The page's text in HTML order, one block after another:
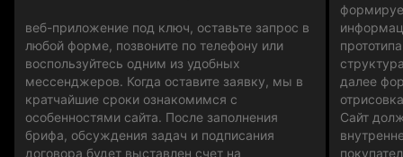
веб-приложение под ключ, оставьте запрос в
любой форме, позвоните по телефону или
воспользуйтесь одним из удобных
мессенджеров. Когда оставите заявку, мы в
кратчайшие сроки ознакомимся с
особенностями сайта. После заполнения
брифа, обсуждения задач и подписания
договора будет выставлен счет на
далее
Сайт